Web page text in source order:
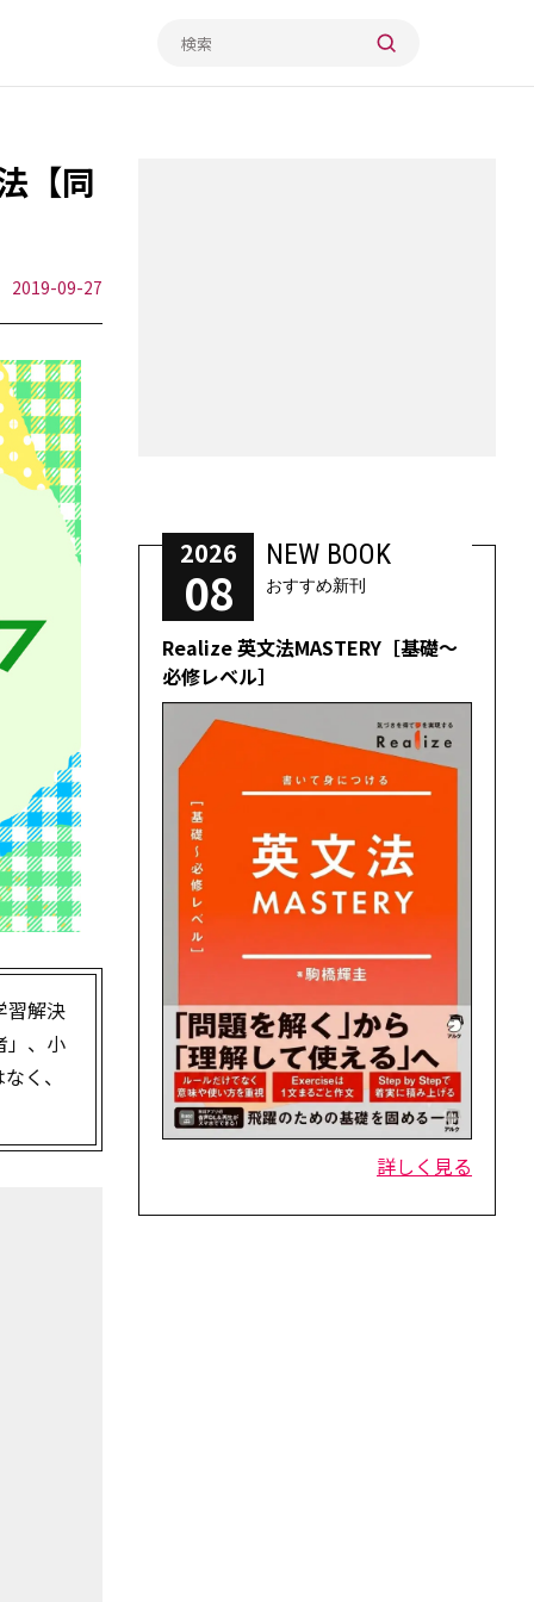
【同
2019-09-27
習解決
」、小
く、
2026
08
NEW BOOK
おすすめ新刊
Realize 英文法MASTERY［基礎～
必修レベル］
詳しく見る